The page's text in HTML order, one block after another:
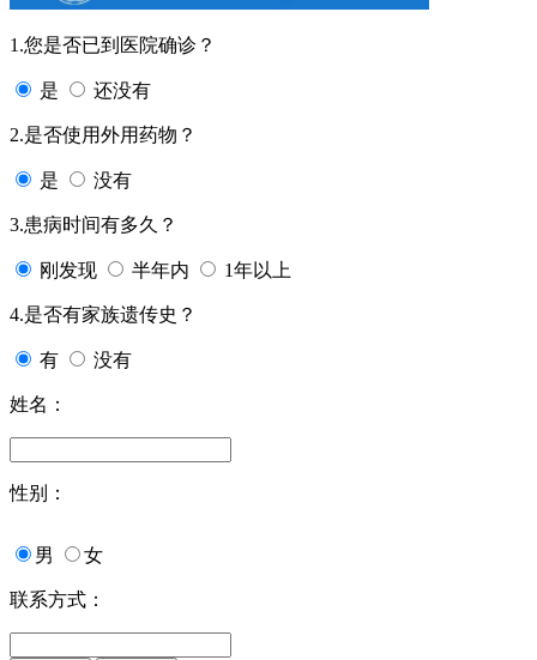
1.您是否已到医院确诊？
是 还没有
2.是否使用外用药物？
是 没有
3.患病时间有多久？
刚发现 半年内 1年以上
4.是否有家族遗传史？
有 没有
姓名：
性别：
男 女
联系方式：